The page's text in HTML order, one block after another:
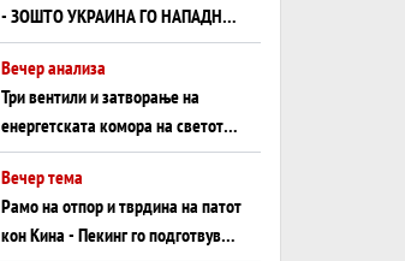
- ЗОШТО УКРАИНА ГО НАПАДНА
РУСКИОТ WILDBERRIES
Вечер анализа
Три вентили и затворање на
енергетската комора на светот:
Нападот во Суец најавува
глобален енергетски инфаркт?
Вечер тема
Рамо на отпор и тврдина на патот
кон Кина - Пекинг го подготвува